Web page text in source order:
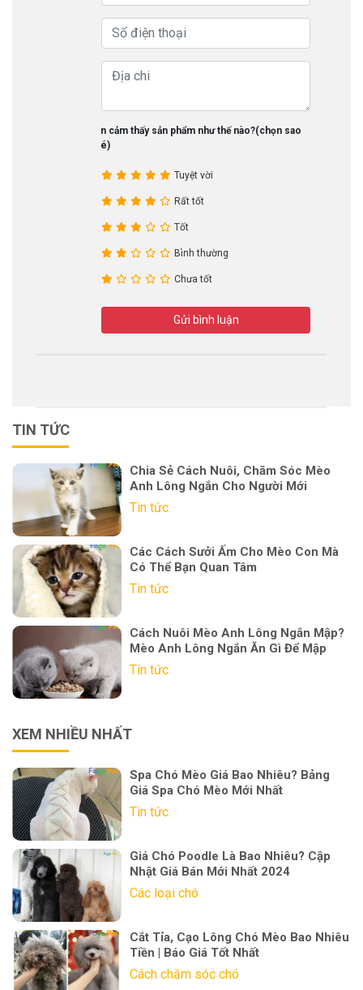
Bạn cảm thấy sản phẩm như thế nào?(chọn sao
nhé)
Tuyệt vời
Rất tốt
Tốt
Bình thường
Chưa tốt
Gửi bình luận
TIN TỨC
Chia Sẻ Cách Nuôi, Chăm Sóc Mèo
Anh Lông Ngắn Cho Người Mới
Tin tức
Các Cách Sưởi Ấm Cho Mèo Con Mà
Có Thể Bạn Quan Tâm
Tin tức
Cách Nuôi Mèo Anh Lông Ngắn Mập?
Mèo Anh Lông Ngắn Ăn Gì Để Mập
Tin tức
XEM NHIỀU NHẤT
Spa Chó Mèo Giá Bao Nhiêu? Bảng
Giá Spa Chó Mèo Mới Nhất
Tin tức
Giá Chó Poodle Là Bao Nhiêu? Cập
Nhật Giá Bán Mới Nhất 2024
Các loại chó
Cắt Tỉa, Cạo Lông Chó Mèo Bao Nhiêu
Tiền | Báo Giá Tốt Nhất
Cách chăm sóc chó